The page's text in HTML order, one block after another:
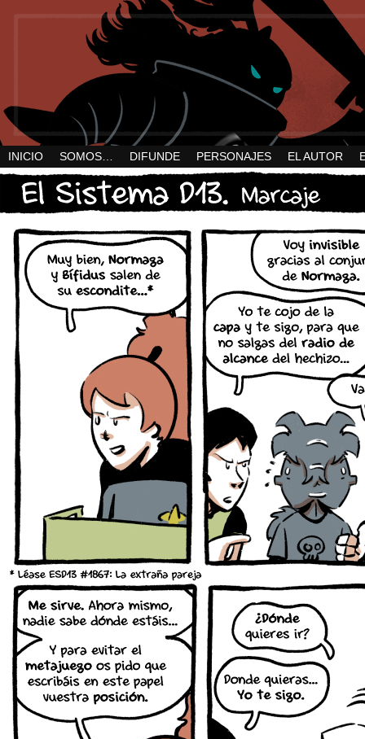
INICIO SOMOS… DIFUNDE PERSONAJES EL AUTOR